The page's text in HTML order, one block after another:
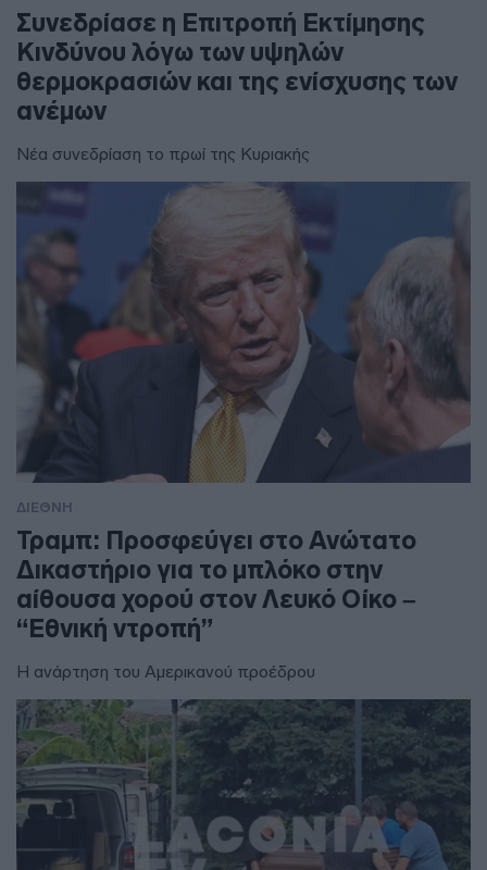
Συνεδρίασε η Επιτροπή Εκτίμησης
Κινδύνου λόγω των υψηλών
θερμοκρασιών και της ενίσχυσης των
ανέμων
Νέα συνεδρίαση το πρωί της Κυριακής
ΔΙΕΘΝΗ
Τραμπ: Προσφεύγει στο Ανώτατο
Δικαστήριο για το μπλόκο στην
αίθουσα χορού στον Λευκό Οίκο –
“Εθνική ντροπή”
Η ανάρτηση του Αμερικανού προέδρου